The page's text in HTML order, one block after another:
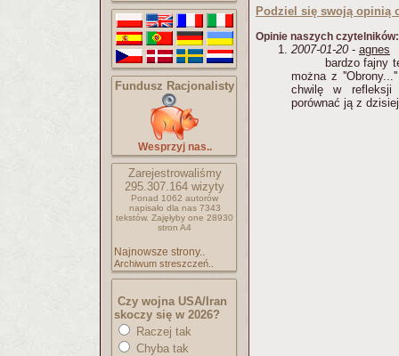
Fundusz Racjonalisty
Wesprzyj nas..
Zarejestrowaliśmy
295.307.164 wizyty
Ponad 1062 autorów
napisało dla nas 7343
tekstów. Zajęłyby one 28930
stron A4
Najnowsze strony..
Archiwum streszczeń..
Czy wojna USA/Iran
skoczy się w 2026?
Raczej tak
Chyba tak
Podziel się swoją opinią
Opinie naszych czytelników:
2007-01-20 - agnes
bardzo fajny
można z
chwilę w
porównać ją z